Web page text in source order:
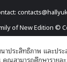
of New Edition ©
าประสิทธิภาพ และปร
ณสามารถศึกษารายล